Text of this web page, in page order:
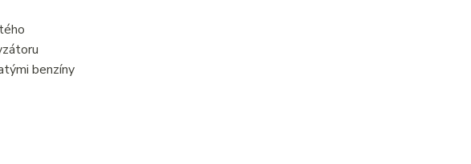
benzíny